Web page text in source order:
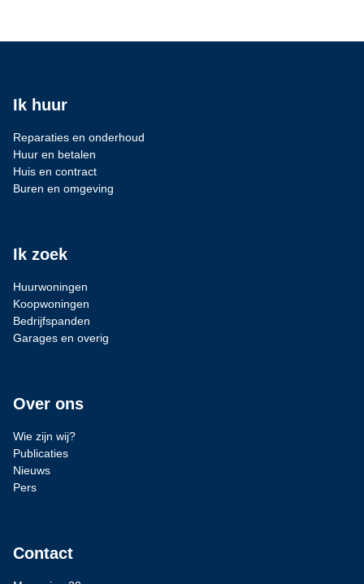
Ik huur
Reparaties en onderhoud
Huur en betalen
Huis en contract
Buren en omgeving
Ik zoek
Huurwoningen
Koopwoningen
Bedrijfspanden
Garages en overig
Over ons
Wie zijn wij?
Publicaties
Nieuws
Pers
Contact